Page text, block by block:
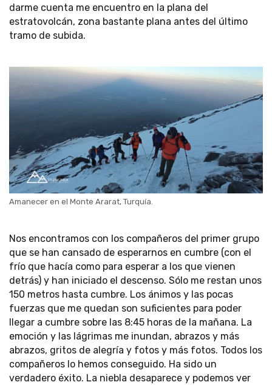
darme cuenta me encuentro en la plana del
estratovolcán, zona bastante plana antes del último
tramo de subida.
Amanecer en el Monte Ararat, Turquía.
Nos encontramos con los compañeros del primer grupo
que se han cansado de esperarnos en cumbre (con el
frío que hacía como para esperar a los que vienen
detrás) y han iniciado el descenso. Sólo me restan unos
150 metros hasta cumbre. Los ánimos y las pocas
fuerzas que me quedan son suficientes para poder
llegar a cumbre sobre las 8:45 horas de la mañana. La
emoción y las lágrimas me inundan, abrazos y más
abrazos, gritos de alegría y fotos y más fotos. Todos los
compañeros lo hemos conseguido. Ha sido un
verdadero éxito. La niebla desaparece y podemos ver